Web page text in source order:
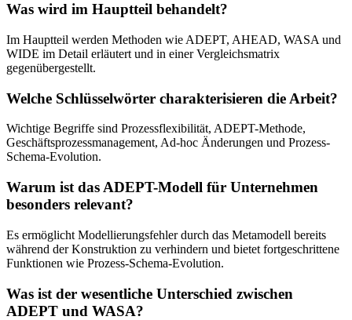
Was wird im Hauptteil behandelt?
Im Hauptteil werden Methoden wie ADEPT, AHEAD, WASA und
WIDE im Detail erläutert und in einer Vergleichsmatrix
gegenübergestellt.
Welche Schlüsselwörter charakterisieren die Arbeit?
Wichtige Begriffe sind Prozessflexibilität, ADEPT-Methode,
Geschäftsprozessmanagement, Ad-hoc Änderungen und Prozess-
Schema-Evolution.
Warum ist das ADEPT-Modell für Unternehmen
besonders relevant?
Es ermöglicht Modellierungsfehler durch das Metamodell bereits
während der Konstruktion zu verhindern und bietet fortgeschrittene
Funktionen wie Prozess-Schema-Evolution.
Was ist der wesentliche Unterschied zwischen
ADEPT und WASA?